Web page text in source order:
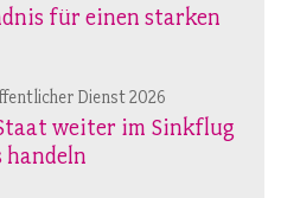
für einen starken
Dienst 2026
weiter im Sinkflug
handeln